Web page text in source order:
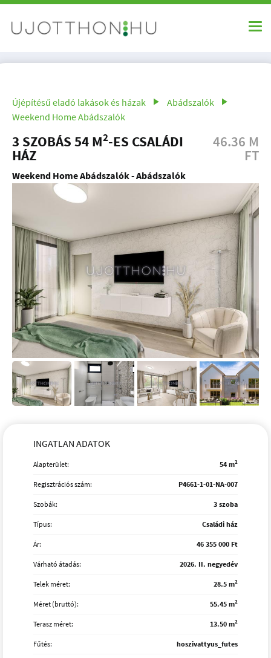
Újépítésű eladó lakások és házak
Abádszalók
Weekend Home Abádszalók
3 SZOBÁS 54 M2-ES CSALÁDI
HÁZ
Weekend Home Abádszalók - Abádszalók
46.36 M
FT
INGATLAN ADATOK
Alapterület: 54 m2
Regisztrációs szám: P4661-1-01-NA-007
Szobák: 3 szoba
Típus: Családi ház
Ár: 46 355 000 Ft
Várható átadás: 2026. II. negyedév
Telek méret: 28.5 m2
Méret (bruttó): 55.45 m2
Terasz méret: 13.50 m2
Fűtés: hoszivattyus_futes